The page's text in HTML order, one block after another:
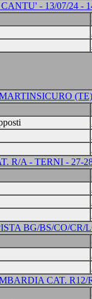
- 13/07/24 -
R/A - TERNI - 27-
BG/BS/CO/CR/
CAT. R12/